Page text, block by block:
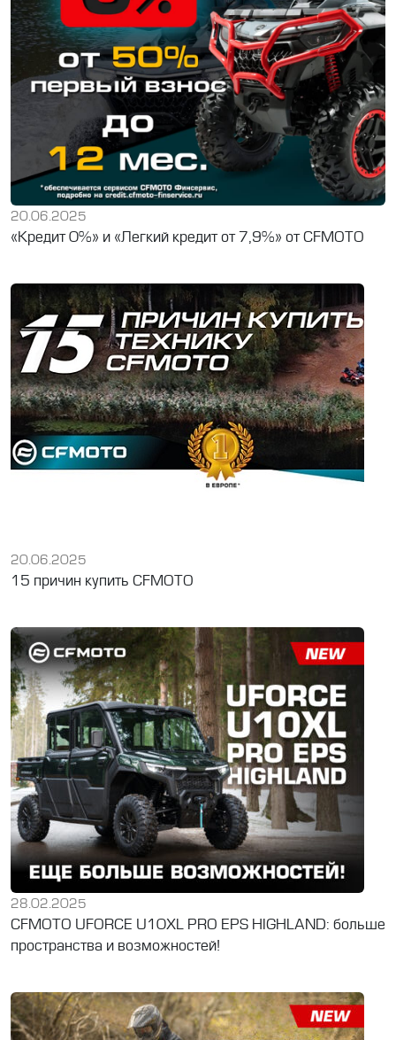
20.06.2025
«Кредит 0%» и «Легкий кредит от 7,9%» от CFMOTO
20.06.2025
15 причин купить CFMOTO
28.02.2025
CFMOTO UFORCE U10XL PRO EPS HIGHLAND: больше
пространства и возможностей!